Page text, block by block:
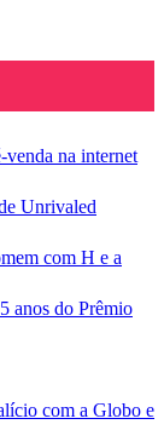
venda na internet
Unrivaled
com H e a
anos do Prêmio
com a Globo e